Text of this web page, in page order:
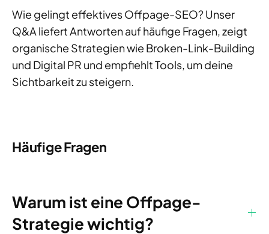
Wie gelingt effektives Offpage-SEO? Unser
Q&A liefert Antworten auf häufige Fragen, zeigt
organische Strategien wie Broken-Link-Building
und Digital PR und empfiehlt Tools, um deine
Sichtbarkeit zu steigern.
Häufige Fragen
Warum ist eine Offpage-
Strategie wichtig?